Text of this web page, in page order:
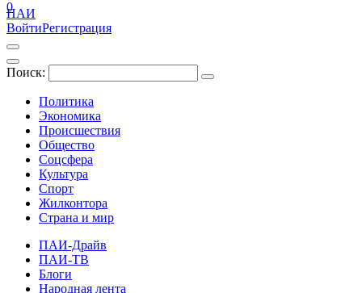
ПАИ
ВойтиРегистрация
Поиск:
Политика
Экономика
Происшествия
Общество
Соцсфера
Культура
Спорт
Жилконтора
Страна и мир
ПАИ-Драйв
ПАИ-ТВ
Блоги
Народная лента
0